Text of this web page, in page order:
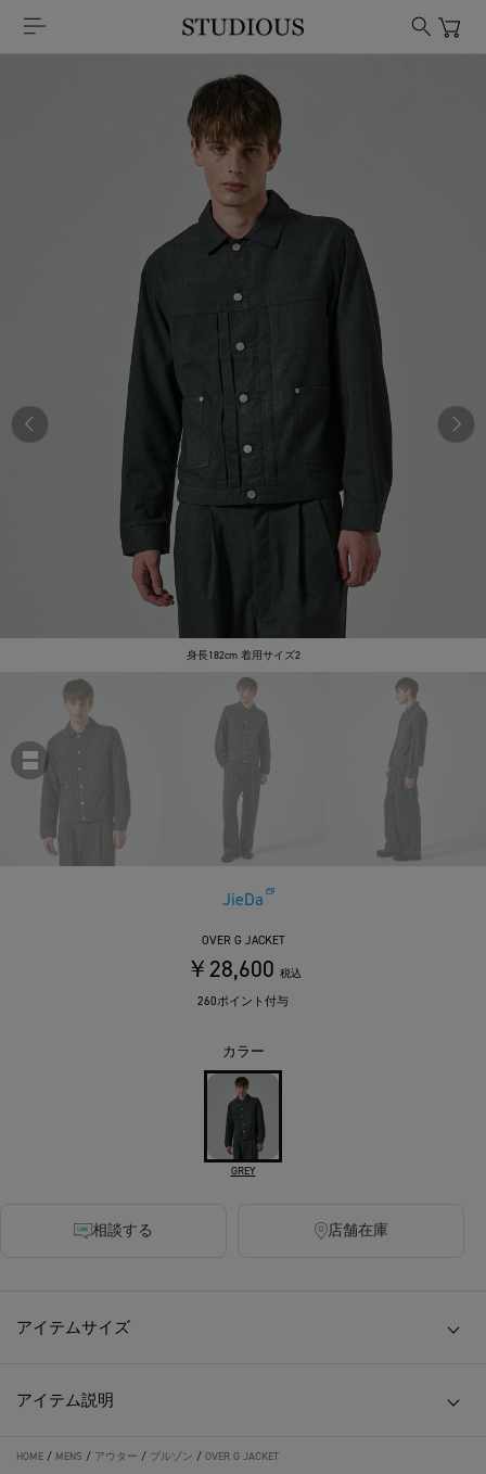
身長182cm 着用サイズ2
JieDa
OVER G JACKET
￥28,600 税込
260ポイント付与
カラー
GREY
相談する 店舗在庫
アイテムサイズ
アイテム説明
HOME / MENS / アウター / ブルゾン / OVER G JACKET